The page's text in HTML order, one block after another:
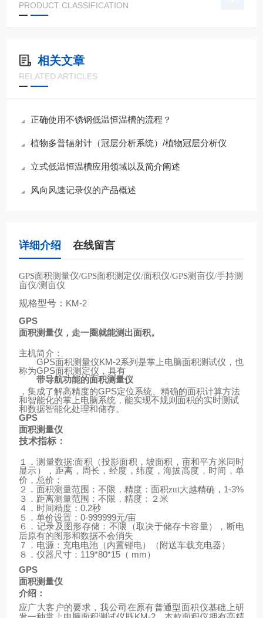
PRODUCT CLASSIFICATION
相关文章
RELATED ARTICLES
正确使用不锈钢低温恒温槽的流程？
植物多普辐射计（冠层分析系统）/植物冠层分析仪
立式低温恒温槽应用领域以及简介阐述
风向风速记录仪的产品概述
详细介绍 在线留言
GPS面积测量仪/GPS面积测定仪/面积仪/GPS测亩仪/手持测
亩仪/测亩仪
规格型号： KM-2
GPS
面积测量仪，走一圈就能测出面积。
主机简介：
GPS面积测量仪KM-2系列是掌上电脑面积测试仪，也
称为GPS面积测定仪，具有
带导航功能的面积测量仪
，集成了解高精度的GPS定位系统、精确的面积计算方法
和智能化的掌上电脑系统，能实现不规则面积的实时测试
和数据智能化处理和储存。
GPS
面积测量仪
技术指标：
１．测量数据:面积（投影面积，坡面积，亩和平方米同时
显示），距离，周长，经度，纬度，海拔高度，时间，单
价，总价；
２．面积测量范围：不限，精度：面积zui大越精确， 1-3%
３．距离测量范围：不限，精度：２米
４．时间精度： 0.2秒
５．单价设置： 0-999999元/亩
６．记录及图形存储：不限（取决于储存卡容量），断电
后原有的图形和数据不会消失
７．电源：充电电池（内置锂电）
（ 附送车载充电器）
８．仪器尺寸： 119*80*15 （ mm）
GPS
面积测量仪
介绍：
应广大客户的要求，我公司在原有普通型面积仪基础上研